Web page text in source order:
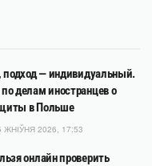
— индивидуальный.
делам иностранцев о
в Польше
ЖНІЎНЯ 2026, 17:53
онлайн проверить